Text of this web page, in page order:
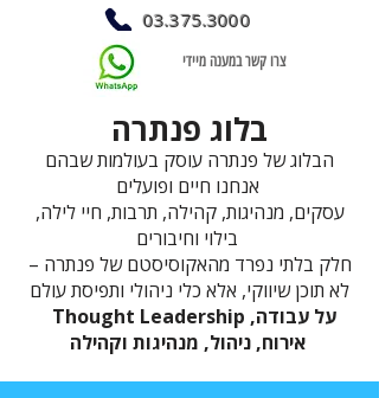
03.375.3000
צרו קשר במענה מיידי
בלוג פנתרה
הבלוג של פנתרה עוסק בעולמות שבהם
עסקים, מנהיגות, קהילה, תרבות, חיי לילה,
חלק בלתי נפרד מהאקוסיסטם של פנתרה –
לא תוכן שיווקי, אלא כלי ניהולי ותפיסת עולם
Thought Leadership על עבודה,
אירוח, ניהול, מנהיגות וקהילה